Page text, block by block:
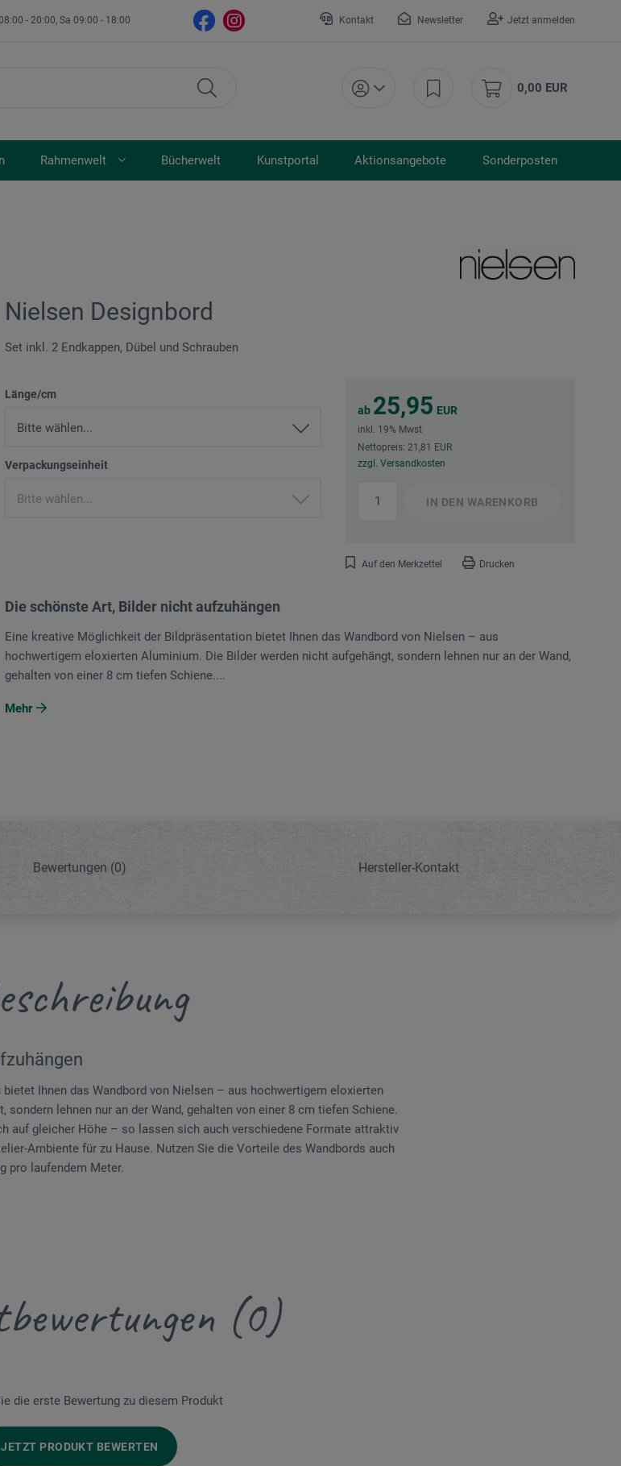
- 20:00, Sa 09:00 - 18:00 Kontakt Newsletter Jetzt anmelden
0,00 EUR
Rahmenwelt Bücherwelt Kunstportal Aktionsangebote Sonderposten
Nielsen Designbord
Set inkl. 2 End­kappen, Dübel und Schrauben
Länge/cm
Verpackungseinheit
ab 25,95 EUR
inkl. 19% Mwst
Nettopreis: 21,81 EUR
zzgl. Versandkosten
IN DEN WARENKORB
Auf den Merkzettel Drucken
Die schönste Art, Bilder nicht aufzuhängen
Eine kreative Möglichkeit der Bildpräsentation bietet Ihnen das Wandbord von Nielsen – aus
hochwertigem eloxierten Aluminium. Die Bilder werden nicht aufgehängt, sondern lehnen nur an der Wand,
gehalten von einer 8 cm tiefen Schiene....
Mehr
Bewertungen (0) Hersteller-Kontakt
Ihnen das Wandbord von Nielsen – aus hochwertigem eloxierten
lehnen nur an der Wand, gehalten von einer 8 cm tiefen Schiene.
auf gleicher Höhe – so lassen sich auch verschiedene Formate attraktiv
Ambiente für zu Hause. Nutzen Sie die Vorteile des Wandbords auch
pro laufendem Meter.
(0)
die erste Bewertung zu diesem Produkt
JETZT PRODUKT BEWERTEN